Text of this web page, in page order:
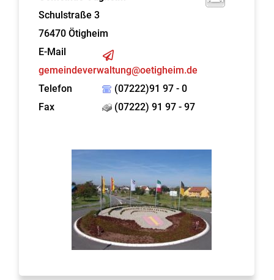
Schulstraße 3
76470 Ötigheim
E-Mail
gemeindeverwaltung@oetigheim.de
Telefon
(07222)91 97 - 0
Fax
(07222) 91 97 - 97